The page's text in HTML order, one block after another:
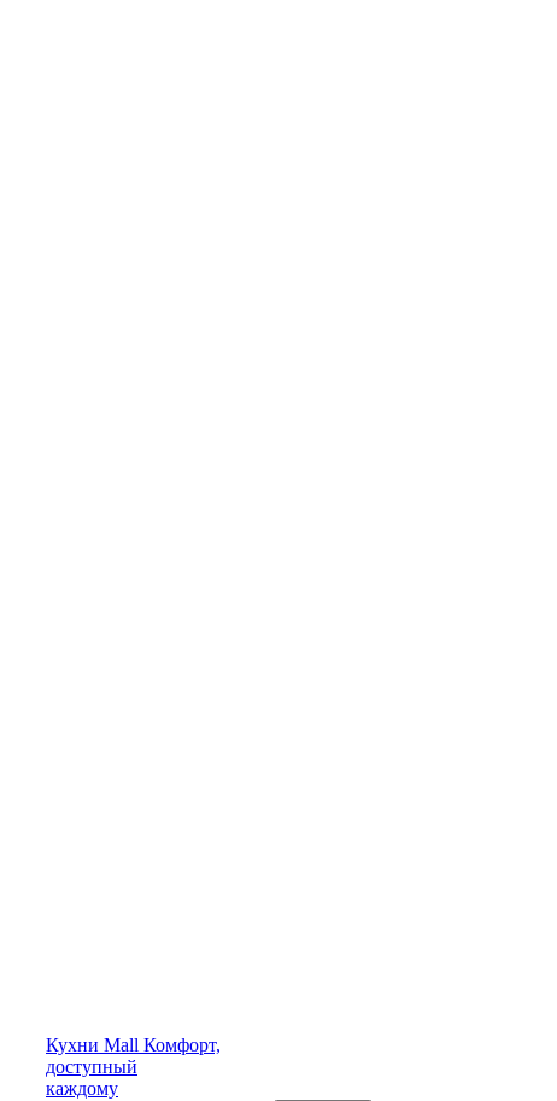
Кухни Mall Комфорт,
доступный
каждому